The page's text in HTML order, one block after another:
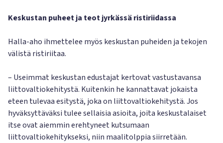
Keskustan puheet ja teot jyrkässä ristiriidassa
Halla-aho ihmettelee myös keskustan puheiden ja tekojen
välistä ristiriitaa.
– Useimmat keskustan edustajat kertovat vastustavansa
liittovaltiokehitystä. Kuitenkin he kannattavat jokaista
eteen tulevaa esitystä, joka on liittovaltiokehitystä. Jos
hyväksyttäväksi tulee sellaisia asioita, joita keskustalaiset
itse ovat aiemmin erehtyneet kutsumaan
liittovaltiokehitykseksi, niin maalitolppia siirretään.